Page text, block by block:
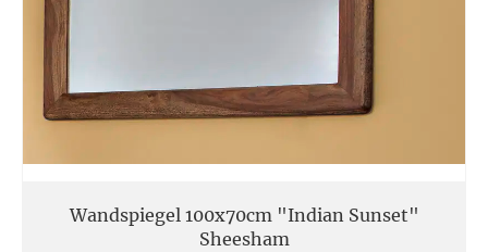
Wandspiegel 100x70cm "Indian Sunset"
Sheesham